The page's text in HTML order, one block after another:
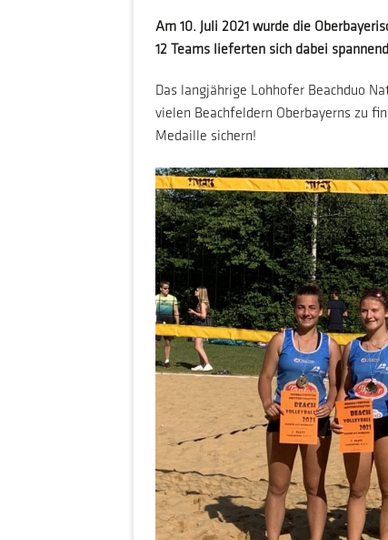
Am 10. Juli 2021 wurde die
12 Teams lieferten sich dabei
Das langjährige Lohhofer Beachduo
vielen Beachfeldern Oberbayerns zu
Medaille sichern!